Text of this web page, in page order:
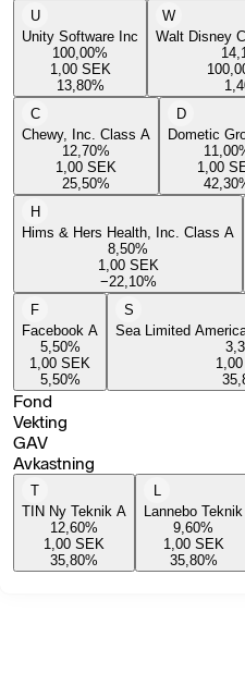
U
Unity Software Inc
100,00%
1,00 SEK
13,80%
W
Walt Disney
C
Chewy, Inc. Class A
12,70%
1,00 SEK
25,50%
D
Dometic
11,00
1,00
42,30
H
Hims & Hers Health, Inc. Class A
8,50%
1,00 SEK
−22,10%
F
Facebook A
5,50%
1,00 SEK
5,50%
S
Sea Limited
1,00
Fond
Vekting
GAV
Avkastning
T
TIN Ny Teknik A
12,60%
1,00 SEK
35,80%
L
Lannebo Teknik
9,60%
1,00 SEK
35,80%